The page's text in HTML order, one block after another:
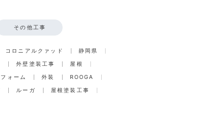
その他工事
コロニアルクァッド
静岡県
外壁塗装工事
屋根
ォーム
外装
ROOGA
ルーガ 屋根塗装工事